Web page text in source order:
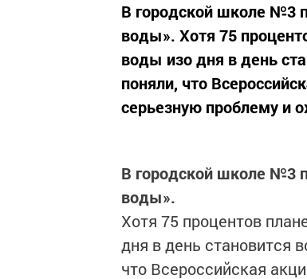
В городской школе №3
воды». Хотя 75
воды изо дня в день
поняли, что
серьезную проблему и
В городской школе №3
воды».
Хотя 75 процентов
дня в день становится
что Всероссийская